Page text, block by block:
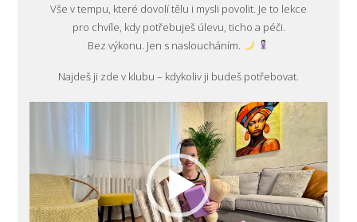
Vše v tempu, které dovolí tělu i mysli povolit. Je to lekce
pro chvíle, kdy potřebuješ úlevu, ticho a péči.
Bez výkonu. Jen s nasloucháním.
Najdeš ji zde v klubu – kdykoliv ji budeš potřebovat.
přehrávač